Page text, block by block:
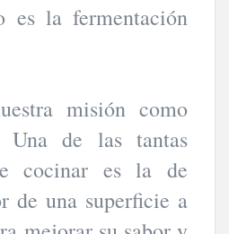
es la fermentación
misión como
Una de las tantas
cocinar es la de
de una superficie a